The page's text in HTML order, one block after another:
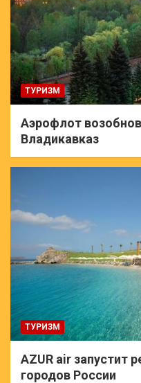
ТУРИЗМ
Аэрофлот
Владикавказ
ТУРИЗМ
AZUR air запустит
городов России